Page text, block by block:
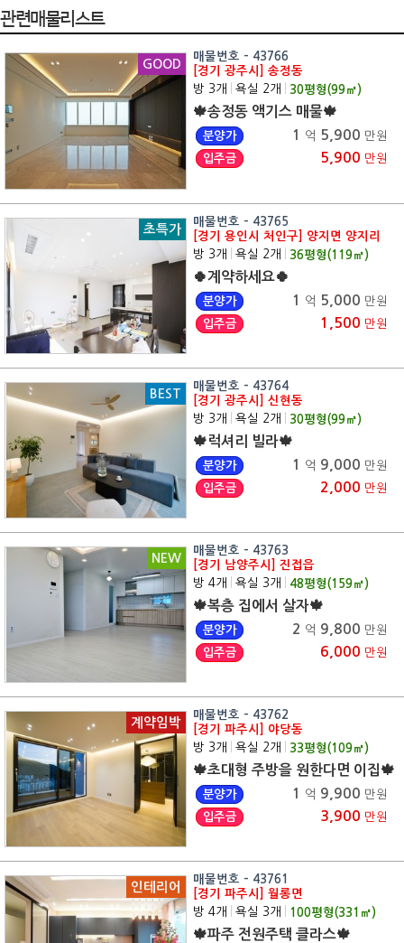
관련매물리스트
GOOD
매물번호 - 43766
[경기 광주시] 송정동
방 3개
욕실 2개 30평형(99㎡)
🍁송정동 액기스 매물🍁
분양가 1 억 5,900 만원
입주금
5,900 만원
초특가
매물번호 - 43765
[경기 용인시 처인구] 양지면 양지리
방 3개
욕실 2개 36평형(119㎡)
🍀계약하세요🍀
분양가 1 억 5,000 만원
입주금
1,500 만원
BEST
매물번호 - 43764
[경기 광주시] 신현동
방 3개
욕실 2개 30평형(99㎡)
🍁럭셔리 빌라🍁
분양가 1 억 9,000 만원
입주금
2,000 만원
NEW
매물번호 - 43763
[경기 남양주시] 진접읍
방 4개
욕실 3개 48평형(159㎡)
🍁복층 집에서 살자🍁
분양가 2 억 9,800 만원
입주금
6,000 만원
계약임박
매물번호 - 43762
[경기 파주시] 야당동
방 3개
욕실 2개 33평형(109㎡)
🍁초대형 주방을 원한다면 이집🍁
분양가 1 억 9,900 만원
입주금
3,900 만원
인테리어
매물번호 - 43761
[경기 파주시] 월롱면
방 4개
욕실 3개 100평형(331 ㎡)
🍁파주 전원주택 클라스🍁